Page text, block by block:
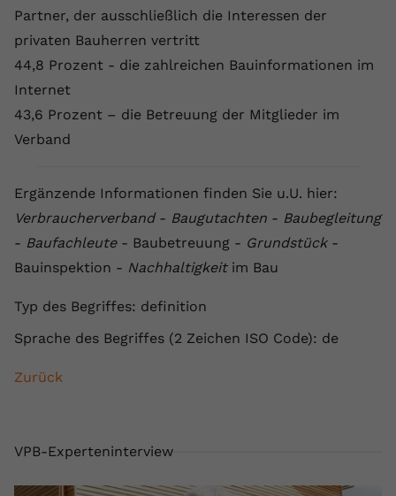
VPB-Experteninterview
Partner, der ausschließlich die Interessen der
privaten Bauherren vertritt
44,8 Prozent - die zahlreichen Bauinformationen im
Internet
43,6 Prozent – die Betreuung der Mitglieder im
Verband
Ergänzende Informationen finden Sie u.U. hier:
Verbraucherverband- Baugutachten - Baubegleitung
- Baufachleute- Baubetreuung - Grundstück-
Bauinspektion - Nachhaltigkeitim Bau
Typ des Begriffes: definition
Sprache des Begriffes (2 Zeichen ISO Code): de
Zurück